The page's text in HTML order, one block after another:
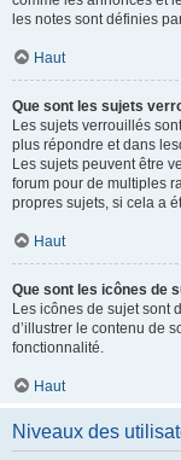
les notes sont définies
Haut
Que sont les sujets
Les sujets verrouillés
plus répondre et dans
Les sujets peuvent être
forum pour de multiples
propres sujets, si cela a
Haut
Que sont les icônes de
Les icônes de sujet sont
d’illustrer le contenu de
fonctionnalité.
Haut
Niveaux des